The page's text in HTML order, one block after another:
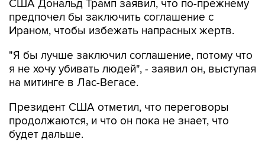
США Дональд Трамп заявил, что по-прежнему
предпочел бы заключить соглашение с
Ираном, чтобы избежать напрасных жертв.
"Я бы лучше заключил соглашение, потому что
я не хочу убивать людей", - заявил он, выступая
на митинге в Лас-Вегасе.
Президент США отметил, что переговоры
продолжаются, и что он пока не знает, что
будет дальше.